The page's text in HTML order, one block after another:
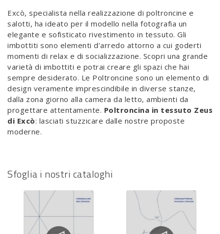
Excò, specialista nella realizzazione di poltroncine e
salotti, ha ideato per il modello nella fotografia un
elegante e sofisticato rivestimento in tessuto. Gli
imbottiti sono elementi d’arredo attorno a cui goderti
momenti di relax e di socializzazione. Scopri una grande
varietà di imbottiti e potrai creare gli spazi che hai
sempre desiderato. Le Poltroncine sono un elemento di
design veramente imprescindibile in diverse stanze,
dalla zona giorno alla camera da letto, ambienti da
progettare attentamente. Poltroncina in tessuto Zeus
di Excò: lasciati stuzzicare dalle nostre proposte
moderne.
Sfoglia i nostri cataloghi